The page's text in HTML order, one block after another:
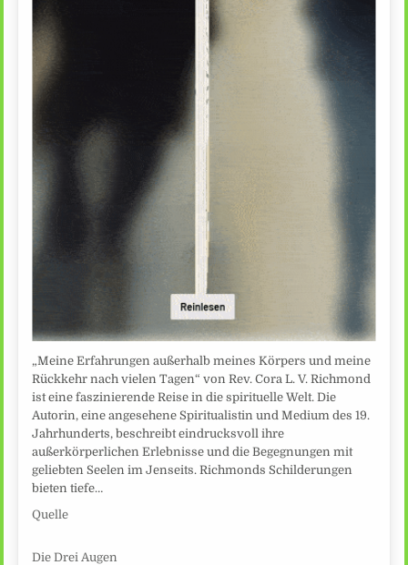
„Meine Erfahrungen außerhalb meines Körpers und meine
Rückkehr nach vielen Tagen“ von Rev. Cora L. V. Richmond
ist eine faszinierende Reise in die spirituelle Welt. Die
Autorin, eine angesehene Spiritualistin und Medium des 19.
Jahrhunderts, beschreibt eindrucksvoll ihre
außerkörperlichen Erlebnisse und die Begegnungen mit
geliebten Seelen im Jenseits. Richmonds Schilderungen
bieten tiefe…
Quelle
Die Drei Augen